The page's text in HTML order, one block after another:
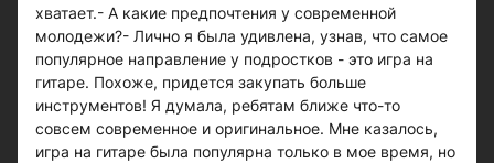
хватает.- А какие предпочтения у современной
молодежи?- Лично я была удивлена, узнав, что самое
популярное направление у подростков - это игра на
гитаре. Похоже, придется закупать больше
инструментов! Я думала, ребятам ближе что-то
совсем современное и оригинальное. Мне казалось,
игра на гитаре была популярна только в мое время, но